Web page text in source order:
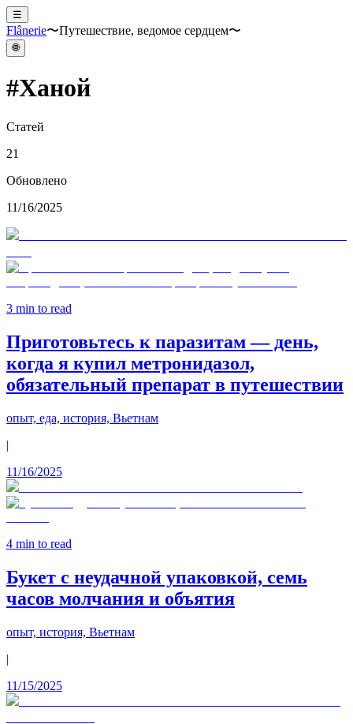
☰
Flânerie〜Путешествие, ведомое сердцем〜
🌐
#Ханой
Статей
21
Обновлено
11/16/2025
3 min to read
Приготовьтесь к паразитам — день,
когда я купил метронидазол,
обязательный препарат в путешествии
опыт, еда, история, Вьетнам
|
11/16/2025
4 min to read
Букет с неудачной упаковкой, семь
часов молчания и объятия
опыт, история, Вьетнам
|
11/15/2025